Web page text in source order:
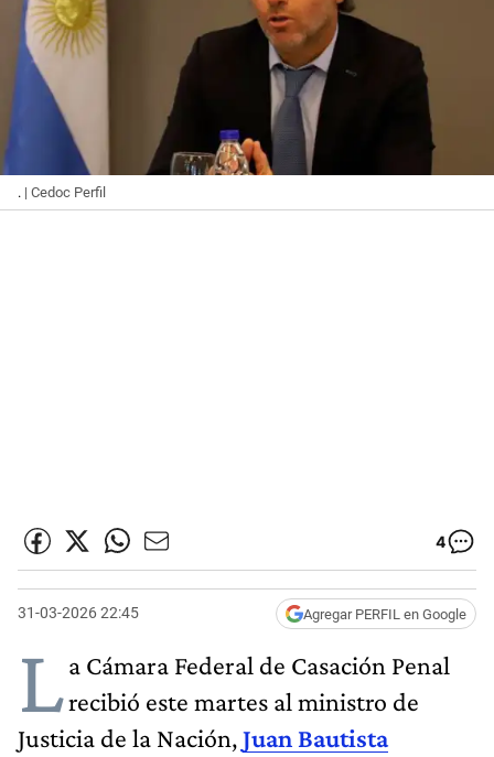
. | Cedoc Perfil
4
31-03-2026 22:45 Agregar PERFIL en Google
La Cámara Federal de Casación Penal
recibió este martes al ministro de
Justicia de la Nación,Juan Bautista